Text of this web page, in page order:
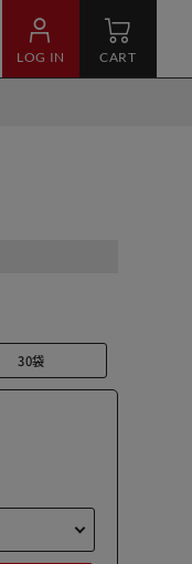
LOG IN CART
30袋